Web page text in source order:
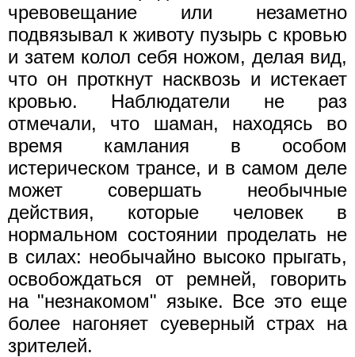
чревовещание или незаметно
подвязывал к животу пузырь с кровью
и затем колол себя ножом, делая вид,
что он проткнут насквозь и истекает
кровью. Наблюдатели не раз
отмечали, что шаман, находясь во
время камлания в особом
истерическом трансе, и в самом деле
может совершать необычные
действия, которые человек в
нормальном состоянии проделать не
в силах: необычайно высоко прыгать,
освобождаться от ремней, говорить
на "незнакомом" языке. Все это еще
более нагоняет суеверный страх на
зрителей.